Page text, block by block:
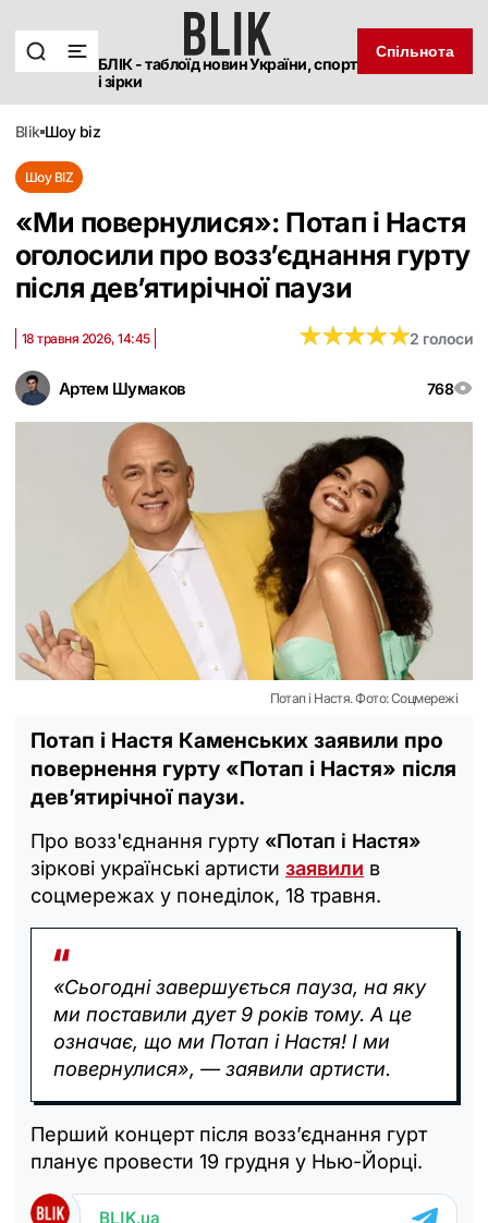
БЛІК - таблоїд новин України, спорт
і зірки
Спільнота
blik шоу biz
Шоу BIZ
«Ми повернулися»: Потап і Настя
оголосили про возз’єднання гурту
після дев’ятирічної паузи
Артем Шумаков 768
18 травня 2026, 14:45 ★★★★★
★★★★★2 голоси
Потап і Настя. Фото: Соцмережі
Потап і Настя Каменських заявили про
повернення гурту «Потап і Настя» після
дев’ятирічної паузи.
Про возз'єднання гурту «Потап і Настя»
зіркові українські артисти заявили в
соцмережах у понеділок, 18 травня.
«Сьогодні завершується пауза, на яку
ми поставили дует 9 років тому. А це
означає, що ми Потап і Настя! І ми
повернулися», — заявили артисти.
Перший концерт після возз’єднання гурт
планує провести 19 грудня у Нью-Йорці.